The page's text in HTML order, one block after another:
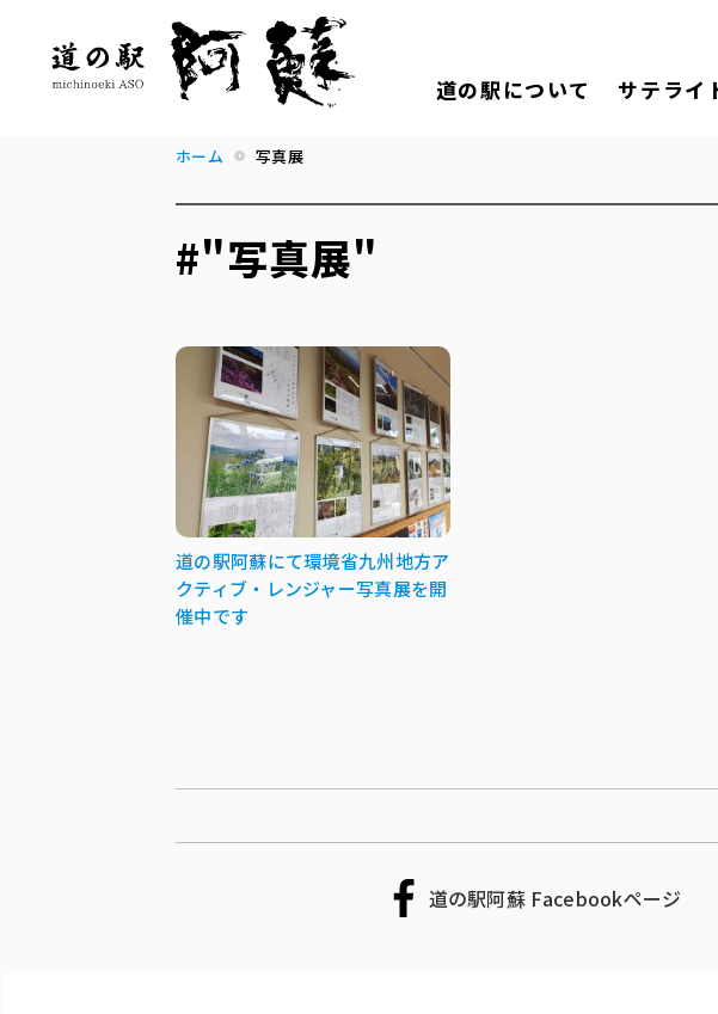
道の駅について サテライ
ホーム 写真展
#"写真展"
道の駅阿蘇にて環境省九州地方ア
クティブ・レンジャー写真展を開
催中です
道の駅阿蘇 Facebookページ